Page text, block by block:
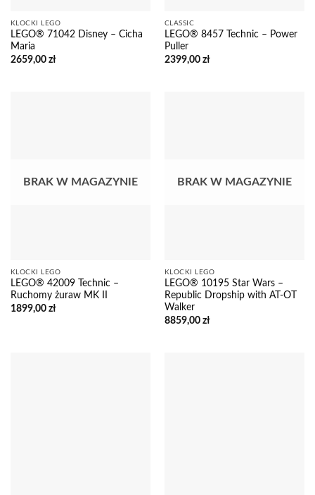
KLOCKI LEGO
LEGO® 71042 Disney – Cicha
Maria
2659,00 zł
CLASSIC
LEGO® 8457 Technic – Power
Puller
2399,00 zł
BRAK W MAGAZYNIE
KLOCKI LEGO
LEGO® 42009 Technic –
Ruchomy żuraw MK II
1899,00 zł
BRAK W MAGAZYNIE
KLOCKI LEGO
LEGO® 10195 Star Wars –
Republic Dropship with AT-OT
Walker
8859,00 zł